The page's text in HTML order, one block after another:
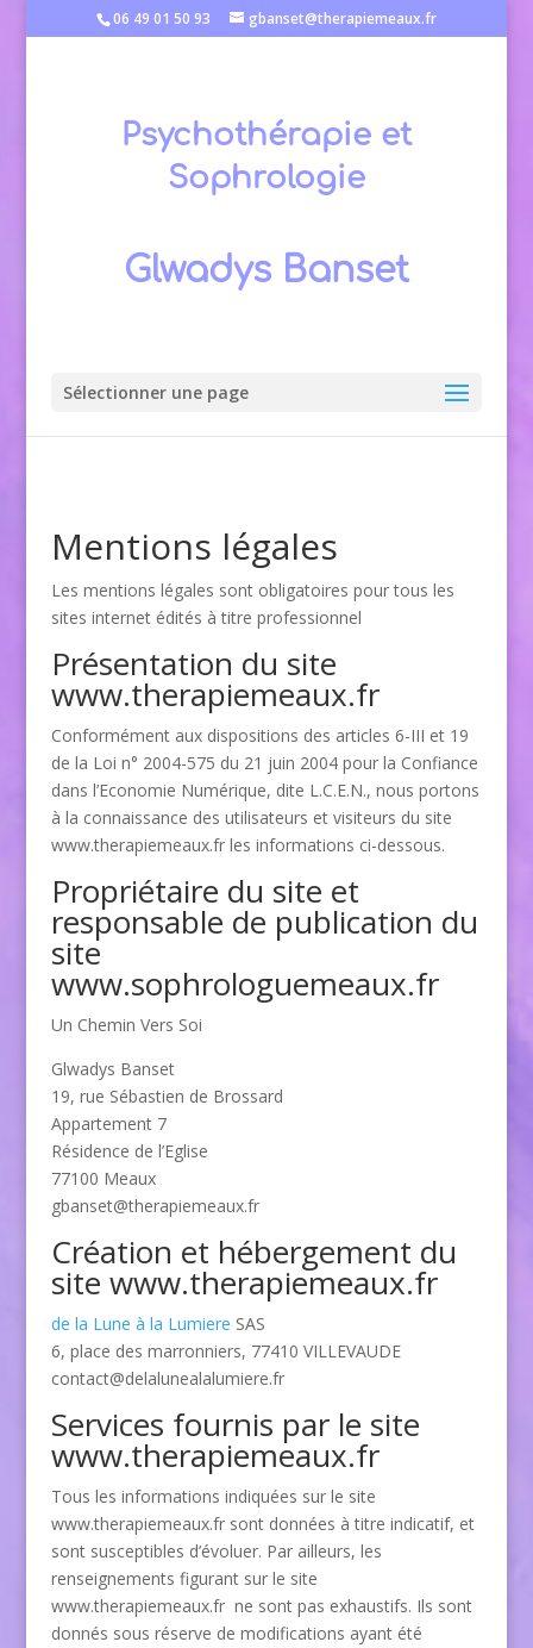
06 49 01 50 93 gbanset@therapiemeaux.fr
Psychothérapie et
Sophrologie
Glwadys Banset
Sélectionner une page
Mentions légales
Les mentions légales sont obligatoires pour tous les
sites internet édités à titre professionnel
Présentation du site
www.therapiemeaux.fr
Conformément aux dispositions des articles 6-III et 19
de la Loi n° 2004-575 du 21 juin 2004 pour la Confiance
dans l’Economie Numérique, dite L.C.E.N., nous portons
à la connaissance des utilisateurs et visiteurs du site
www.therapiemeaux.fr les informations ci-dessous.
Propriétaire du site et
responsable de publication du
site
www.sophrologuemeaux.fr
Un Chemin Vers Soi
Glwadys Banset
19, rue Sébastien de Brossard
Appartement 7
Résidence de l’Eglise
77100 Meaux
gbanset@therapiemeaux.fr
Création et hébergement du
site www.therapiemeaux.fr
de la Lune à la Lumiere SAS
6, place des marronniers, 77410 VILLEVAUDE
contact@delalunealalumiere.fr
Services fournis par le site
www.therapiemeaux.fr
Tous les informations indiquées sur le site
www.therapiemeaux.fr sont données à titre indicatif, et
sont susceptibles d’évoluer. Par ailleurs, les
renseignements figurant sur le site
www.therapiemeaux.fr ne sont pas exhaustifs. Ils sont
donnés sous réserve de modifications ayant été